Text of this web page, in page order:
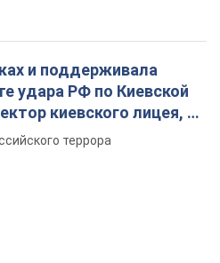
и поддерживала
удара РФ по Киевской
киевского лицея, её
террора